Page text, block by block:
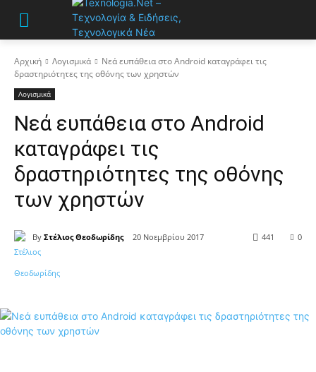
Αρχική Λογισμικά
Νεά ευπάθεια στο Android καταγράφει τις
δραστηριότητες της οθόνης των χρηστών
Λογισμικά
Νεά ευπάθεια στο Android
καταγράφει τις
δραστηριότητες της οθόνης
των χρηστών
By Στέλιος Θεοδωρίδης 20 Νοεμβρίου 2017 0
441